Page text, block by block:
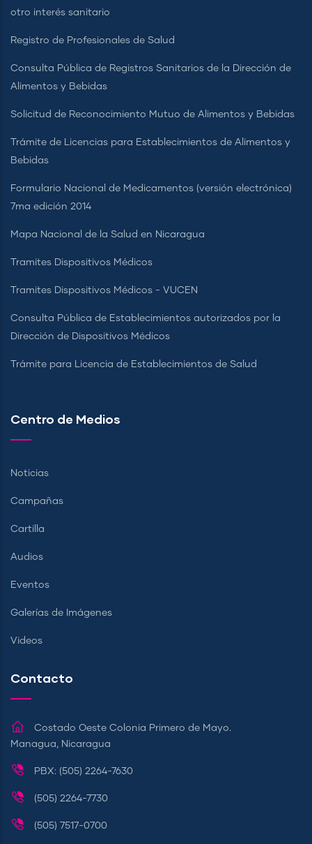
otro interés sanitario
Registro de Profesionales de Salud
Consulta Pública de Registros Sanitarios de la Dirección de
Alimentos y Bebidas
Solicitud de Reconocimiento Mutuo de Alimentos y Bebidas
Trámite de Licencias para Establecimientos de Alimentos y
Bebidas
Formulario Nacional de Medicamentos (versión electrónica)
7ma edición 2014
Mapa Nacional de la Salud en Nicaragua
Tramites Dispositivos Médicos
Tramites Dispositivos Médicos - VUCEN
Consulta Pública de Establecimientos autorizados por la
Dirección de Dispositivos Médicos
Trámite para Licencia de Establecimientos de Salud
Centro de Medios
Noticias
Campañas
Cartilla
Audios
Eventos
Galerías de Imágenes
Videos
Contacto
Costado Oeste Colonia Primero de Mayo.
Managua, Nicaragua
PBX: (505) 2264-7630
(505) 2264-7730
(505) 7517-0700